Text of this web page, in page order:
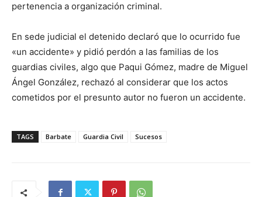
pertenencia a organización criminal.
En sede judicial el detenido declaró que lo ocurrido fue
«un accidente» y pidió perdón a las familias de los
guardias civiles, algo que Paqui Gómez, madre de Miguel
Ángel González, rechazó al considerar que los actos
cometidos por el presunto autor no fueron un accidente.
TAGS Barbate Guardia Civil Sucesos